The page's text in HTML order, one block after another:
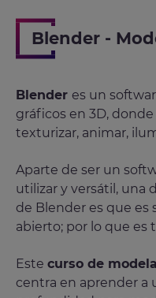
Blender -
Blender es un
gráficos en 3D,
texturizar, animar,
Aparte de ser un
utilizar y versátil, una
de Blender es que es
abierto; por lo que
Este curso de
centra en aprender a